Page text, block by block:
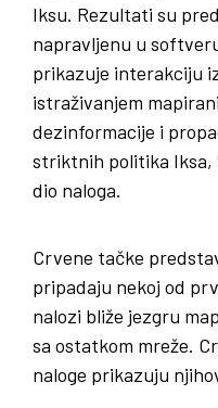
Iksu. Rezultati su
napravljenu u
prikazuje interakciju
istraživanjem
dezinformacije i
striktnih politika Iksa,
dio naloga.
Crvene tačke
pripadaju nekoj od
nalozi bliže jezgru
sa ostatkom mreže.
naloge prikazuju